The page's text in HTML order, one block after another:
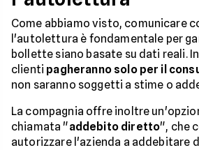
Come abbiamo visto, comunicare
l'autolettura è fondamentale per
bollette siano basate su dati reali.
clienti pagheranno solo per il
non saranno soggetti a stime o
La compagnia offre inoltre
chiamata "addebito diretto", che
autorizzare l'azienda a addebitare